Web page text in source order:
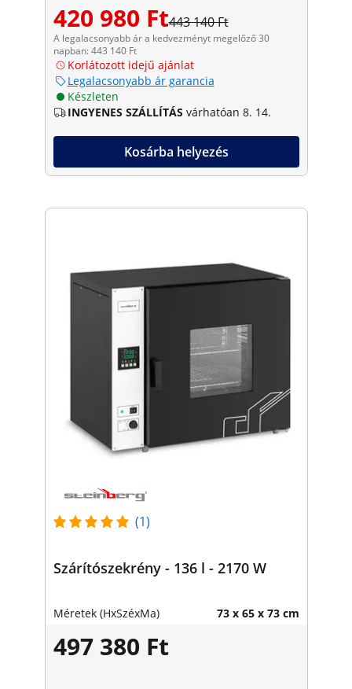
420 980 Ft443 140 Ft
A legalacsonyabb ár a kedvezményt megelőző 30
napban: 443 140 Ft
Korlátozott idejű ajánlat
Legalacsonyabb ár garancia
Készleten
INGYENES SZÁLLÍTÁS várhatóan 8. 14.
Kosárba helyezés
(1)
Szárítószekrény - 136 l - 2170 W
Méretek (HxSzéxMa) 73 x 65 x 73 cm
497 380 Ft